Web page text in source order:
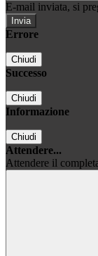
E-mail inviata, si
Errore
Chiudi
Successo
Chiudi
Informazione
Chiudi
Attendere...
Attendere il